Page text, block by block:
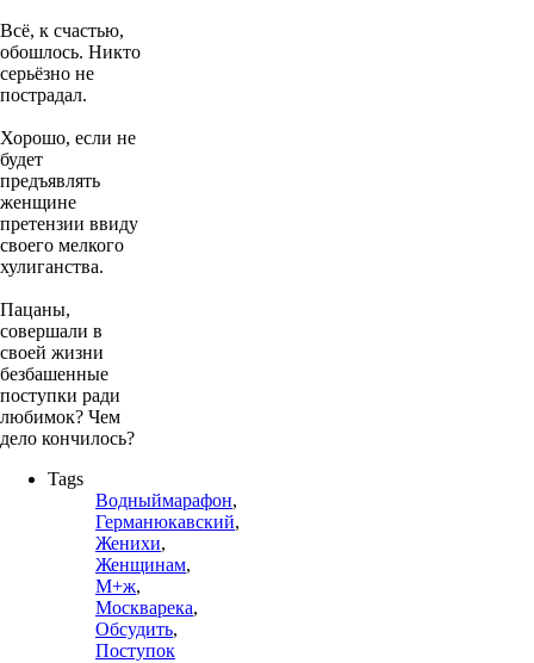
Всё, к счастью,
обошлось. Никто
серьёзно не
пострадал.
Хорошо, если не
будет
предъявлять
женщине
претензии ввиду
своего мелкого
хулиганства.
Пацаны,
совершали в
своей жизни
безбашенные
поступки ради
любимок? Чем
дело кончилось?
Tags
Водныймарафон,
Германюкавский,
Женихи,
Женщинам,
М+ж,
Москварека,
Обсудить,
Поступок